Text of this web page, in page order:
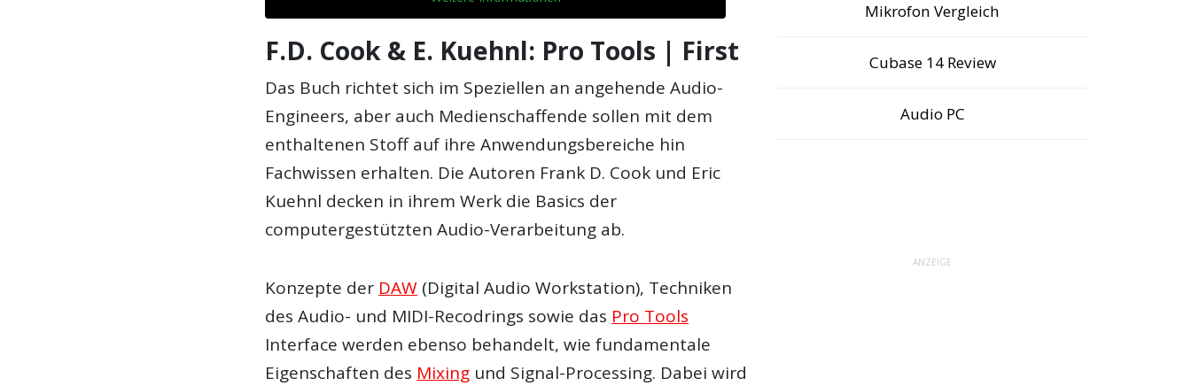
F.D. Cook & E. Kuehnl: Pro Tools | First
Das Buch richtet sich im Speziellen an angehende Audio-
Engineers, aber auch Medienschaffende sollen mit dem
enthaltenen Stoff auf ihre Anwendungsbereiche hin
Fachwissen erhalten. Die Autoren Frank D. Cook und Eric
Kuehnl decken in ihrem Werk die Basics der
computergestützten Audio-Verarbeitung ab.
Konzepte der DAW (Digital Audio Workstation), Techniken
des Audio- und MIDI-Recodrings sowie das Pro Tools
Interface werden ebenso behandelt, wie fundamentale
Eigenschaften des Mixing und Signal-Processing. Dabei wird
Mikrofon Vergleich
Cubase 14 Review
Audio PC
ANZEIGE